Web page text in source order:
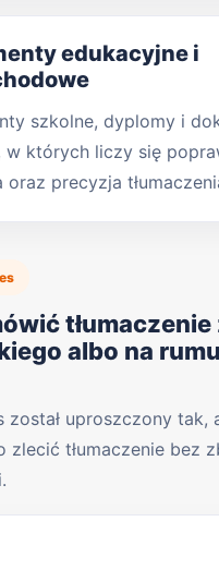
edukacyjne i
szkolne, dyplomy i
w których liczy się
oraz precyzja
tłumaczenie
albo na
został uproszczony tak,
zlecić tłumaczenie bez